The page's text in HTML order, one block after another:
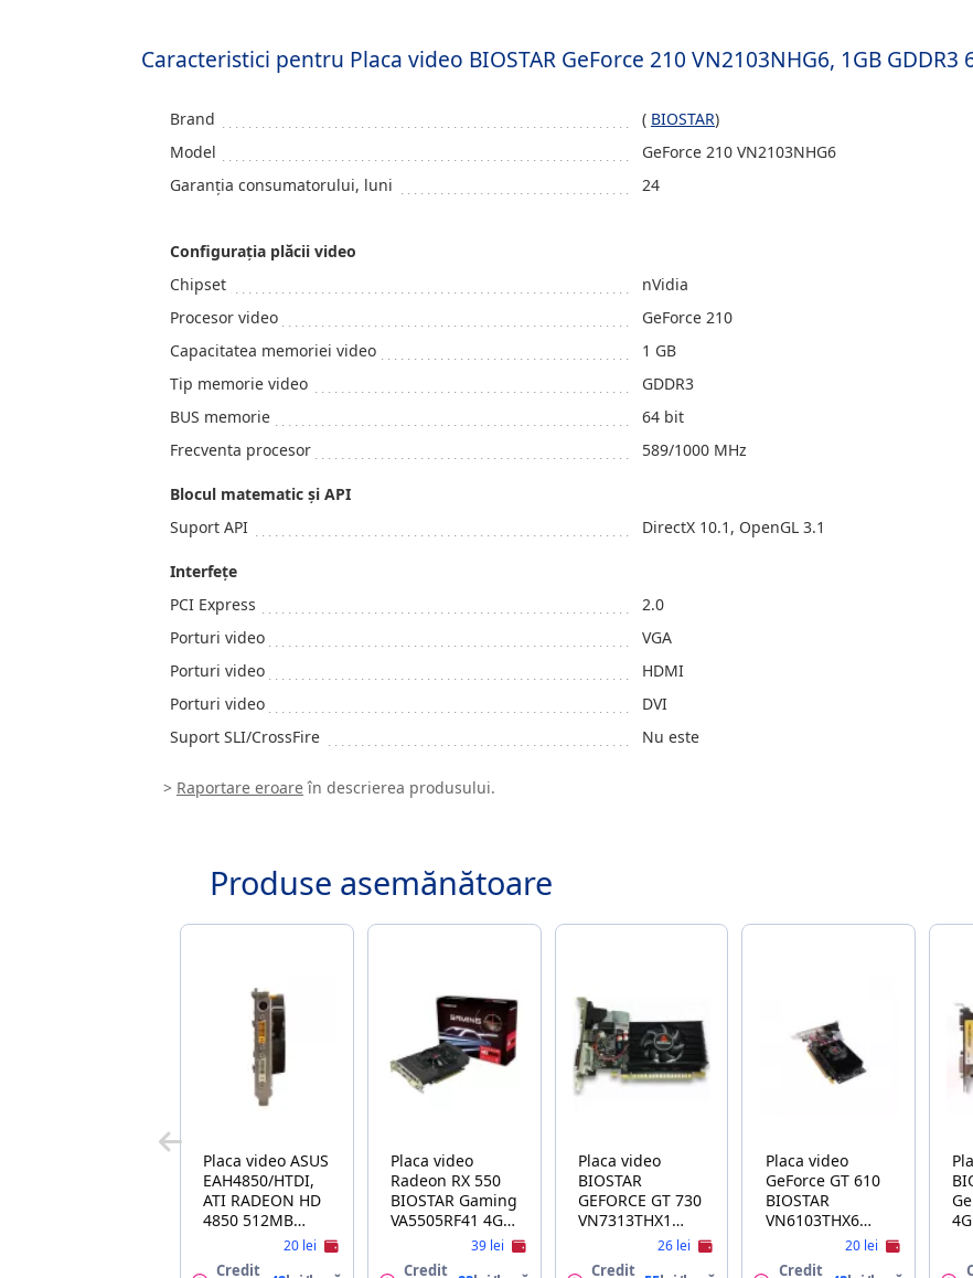
Caracteristici pentru Placa video BIOSTAR GeForce 210 VN2103NHG6, 1GB GDDR3
Brand ( BIOSTAR)
Model
GeForce 210 VN2103NHG6
Garanția consumatorului, luni
24
Configuraţia plăcii video
Chipset
nVidia
Procesor video
GeForce 210
Capacitatea memoriei video
1 GB
Tip memorie video
GDDR3
BUS memorie
64 bit
Frecventa procesor
589/1000 MHz
Blocul matematic și API
Suport API
DirectX 10.1, OpenGL 3.1
Interfeţe
PCI Express
2.0
Porturi video
VGA
Porturi video
HDMI
Porturi video
DVI
Suport SLI/CrossFire
Nu este
> Raportare eroareîn descrierea produsului.
Produse asemănătoare
Placa video ASUS
EAH4850/HTDI,
ATI RADEON HD
4850 512MB
DDR3, 256-BIT,
PCI-EXPRESS 2.0,
20 lei
Credit
Placa video
Radeon RX 550
BIOSTAR Gaming
VA5505RF41 4GB
GDDR5 128Bit
DVI HDMI DP
39 lei
Credit
Placa video
BIOSTAR
GEFORCE GT 730
VN7313THX1
2GB GDDR3
128bit VGA DVI
26 lei
Credit
Placa video
GeForce GT 610
BIOSTAR
VN6103THX6
2GB SDDR3 64bit
VGA DVI HDMI
20 lei
Credit